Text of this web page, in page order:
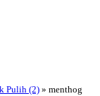
Pulih (2)» menthog